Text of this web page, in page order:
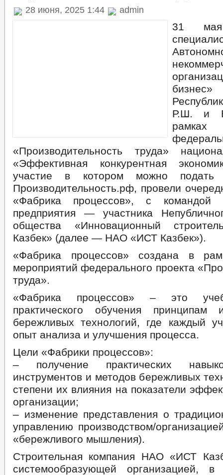
28 июня, 2025 1:44 admin
31
Р.Ш. и
«Производительность труда»
«Эффективная конкурентная
участие в котором можно подать
Производительность.рф, провели
«Фабрика процессов», с командой
предприятия — участника
общества «Инновационный
Казбек» (далее — НАО «ИСТ Казбек»).
«Фабрика процессов» создана в
мероприятий федерального проекта
труда».
«Фабрика процессов» – это
практического обучения принципам
бережливых технологий, где каждый
опыт анализа и улучшения процесса.
Цели «Фабрики процессов»:
– получение практических
инструментов и методов бережливых
степени их влияния на показатели
организации;
– изменение представления о
управлению производством/
«бережливого мышления).
Строительная компания НАО «ИСТ
системообразующей организацией, в